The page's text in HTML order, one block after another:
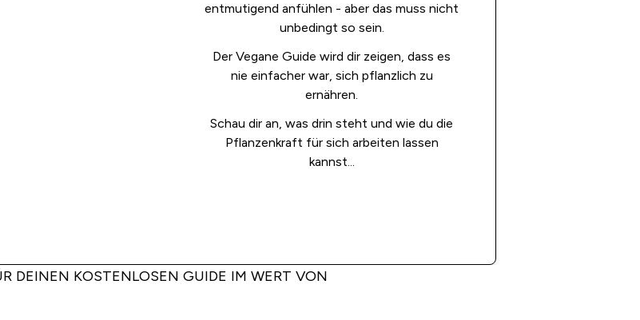
entmutigend anfühlen - aber das muss nicht
unbedingt so sein.
Der Vegane Guide wird dir zeigen, dass es
nie einfacher war, sich pflanzlich zu
ernähren.
Schau dir an, was drin steht und wie du die
Pflanzenkraft für sich arbeiten lassen
kannst...
DEINEN KOSTENLOSEN GUIDE IM WERT VON